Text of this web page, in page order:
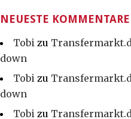
NEUESTE KOMMENTARE
Tobi zu
down
Tobi zu
down
Tobi zu